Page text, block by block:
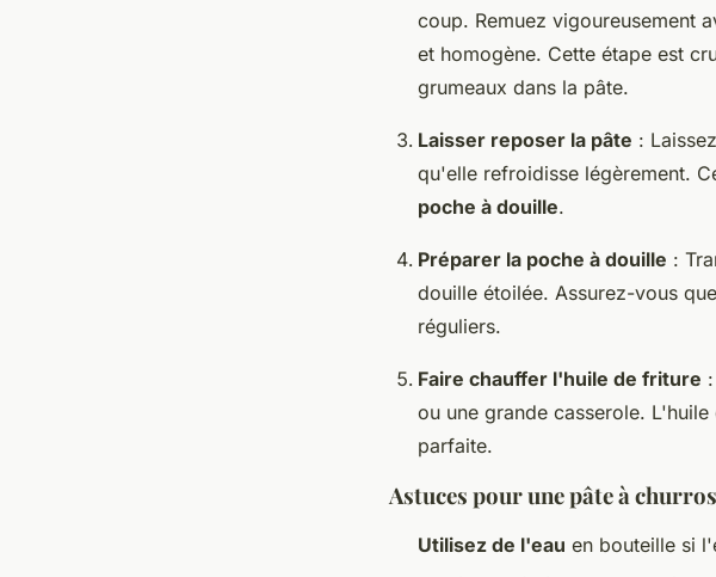
coup. Remuez vigoureusement
et homogène. Cette étape est
grumeaux dans la pâte.
Laisser reposer la pâte :
qu'elle refroidisse légèrement.
poche à douille.
Préparer la poche à douille :
douille étoilée. Assurez-vous
réguliers.
Faire chauffer l'huile de friture
ou une grande casserole.
parfaite.
Astuces pour une pâte à
Utilisez de l'eau en bouteille si